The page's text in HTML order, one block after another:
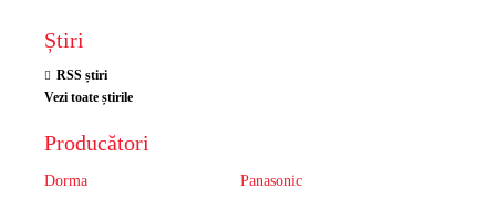
Știri
RSS știri
Vezi toate știrile
Producători
Dorma
Panasonic